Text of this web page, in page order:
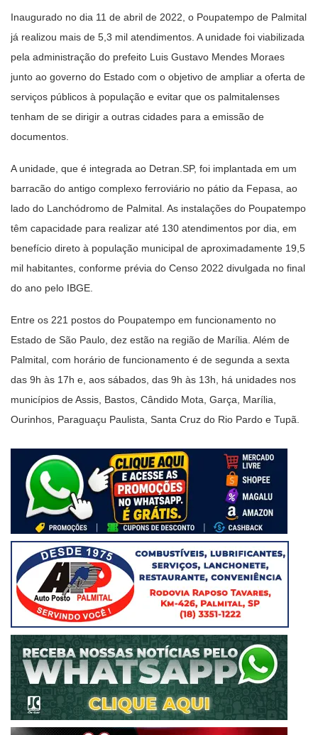
Inaugurado no dia 11 de abril de 2022, o Poupatempo de Palmital
já realizou mais de 5,3 mil atendimentos. A unidade foi viabilizada
pela administração do prefeito Luis Gustavo Mendes Moraes
junto ao governo do Estado com o objetivo de ampliar a oferta de
serviços públicos à população e evitar que os palmitalenses
tenham de se dirigir a outras cidades para a emissão de
documentos.
A unidade, que é integrada ao Detran.SP, foi implantada em um
barracão do antigo complexo ferroviário no pátio da Fepasa, ao
lado do Lanchódromo de Palmital. As instalações do Poupatempo
têm capacidade para realizar até 130 atendimentos por dia, em
benefício direto à população municipal de aproximadamente 19,5
mil habitantes, conforme prévia do Censo 2022 divulgada no final
do ano pelo IBGE.
Entre os 221 postos do Poupatempo em funcionamento no
Estado de São Paulo, dez estão na região de Marília. Além de
Palmital, com horário de funcionamento é de segunda a sexta
das 9h às 17h e, aos sábados, das 9h às 13h, há unidades nos
municípios de Assis, Bastos, Cândido Mota, Garça, Marília,
Ourinhos, Paraguaçu Paulista, Santa Cruz do Rio Pardo e Tupã.